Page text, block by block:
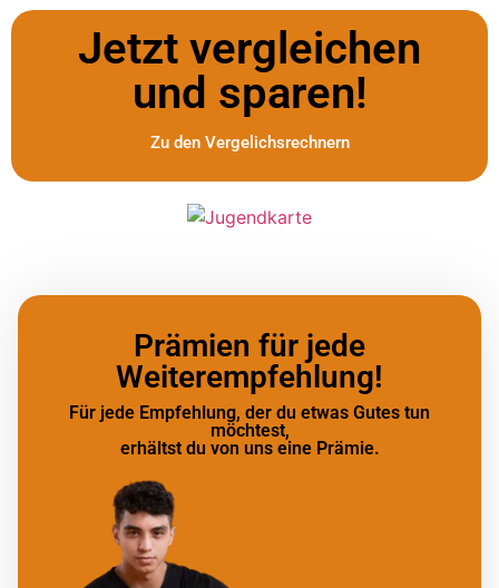
Jetzt vergleichen
und sparen!
Zu den Vergelichsrechnern
Prämien für jede
Weiterempfehlung!
Für jede Empfehlung, der du etwas Gutes tun
möchtest,
erhältst du von uns eine Prämie.